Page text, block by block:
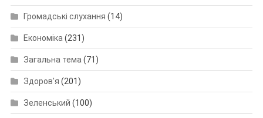
Громадські слухання (14)
Економіка (231)
Загальна тема (71)
Здоров'я (201)
Зеленський (100)